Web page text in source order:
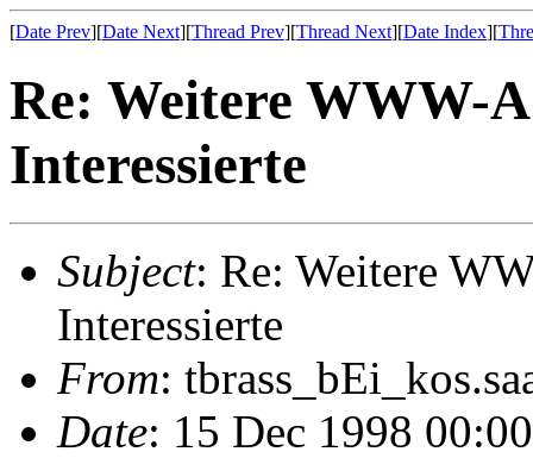
[Date Prev][Date Next][Thread Prev][Thread Next][Date Index][
Re: Weitere WWW-
Interessierte
Subject: Re: Weitere
Interessierte
From:
Date: 15 Dec 1998